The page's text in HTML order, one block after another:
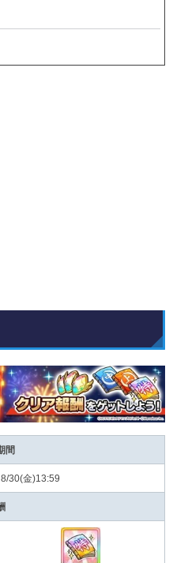
間
30(金)13:59